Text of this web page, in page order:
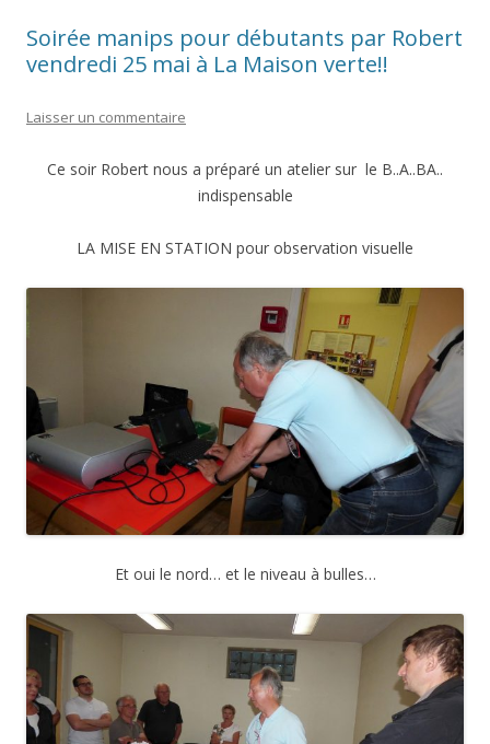
Soirée manips pour débutants par Robert
vendredi 25 mai à La Maison verte!!
Laisser un commentaire
Ce soir Robert nous a préparé un atelier sur le B..A..BA..
indispensable
LA MISE EN STATION pour observation visuelle
Et oui le nord… et le niveau à bulles…